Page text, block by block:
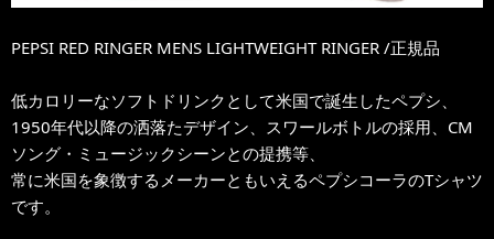
PEPSI RED RINGER MENS LIGHTWEIGHT RINGER /正規品
低カロリーなソフトドリンクとして米国で誕生したペプシ、
1950年代以降の洒落たデザイン、スワールボトルの採用、CM
ソング・ミュージックシーンとの提携等、
常に米国を象徴するメーカーともいえるペプシコーラのTシャツ
です。